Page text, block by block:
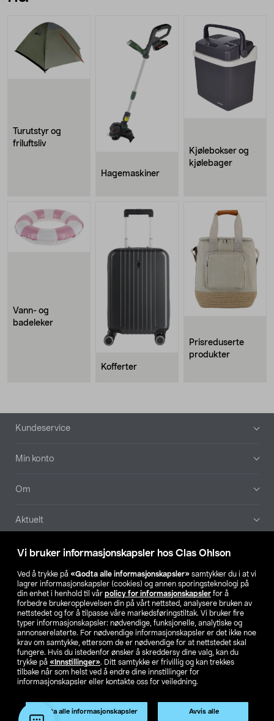
Vi bruker informasjonskapsler hos Clas Ohlson
Ved å trykke på «Godta alle informasjonskapsler» samtykker du i at vi
lagrer informasjonskapsler (cookies) og annen sporingsteknologi på
din enhet i henhold til vår policy for informasjonskapsler for å
forbedre brukeropplevelsen din på vårt nettsted, analysere bruken av
nettstedet og for å tilpasse våre markedsføringstiltak. Vi bruker fire
typer informasjonskapsler: nødvendige, funksjonelle, analytiske og
annonserelaterte. For nødvendige informasjonskapsler er det ikke noe
krav om samtykke, ettersom de er nødvendige for at nettstedet skal
fungere. Hvis du istedenfor ønsker å skreddersy dine valg, kan du
trykke på «Innstillinger». Ditt samtykke er frivillig og kan trekkes
tilbake når som helst ved å endre dine innstillinger for
informasjonskapsler eller kontakte oss for veiledning.
Godta alle informasjonskapsler Avvis alle
Turutstyr og
friluftsliv
Hagemaskiner
Kjølebokser og
kjølebager
Vann- og
badeleker
Kofferter
Prisreduserte
produkter
Bunntekst
Kundeservice
Min konto
Om
Aktuelt
Våre selskaper
Finn din butikk
SE NO FI
Endre til priser ekskl. moms